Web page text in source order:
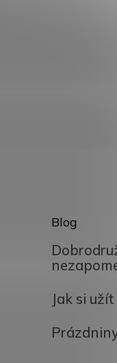
Blog
Jak si